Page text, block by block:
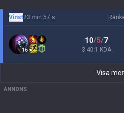
Vinst23 min 57 s
16
10/5/7
3.40:1 KDA
Visa mer
ANNONS